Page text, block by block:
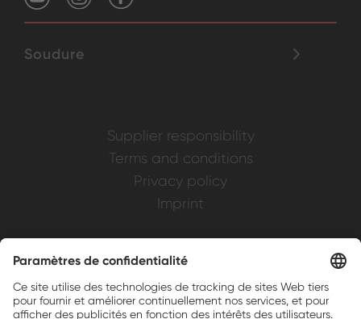
Soudure
Supplier responsibility
Terms and conditions
Privacy policy
Imprint
Brands, Inc.